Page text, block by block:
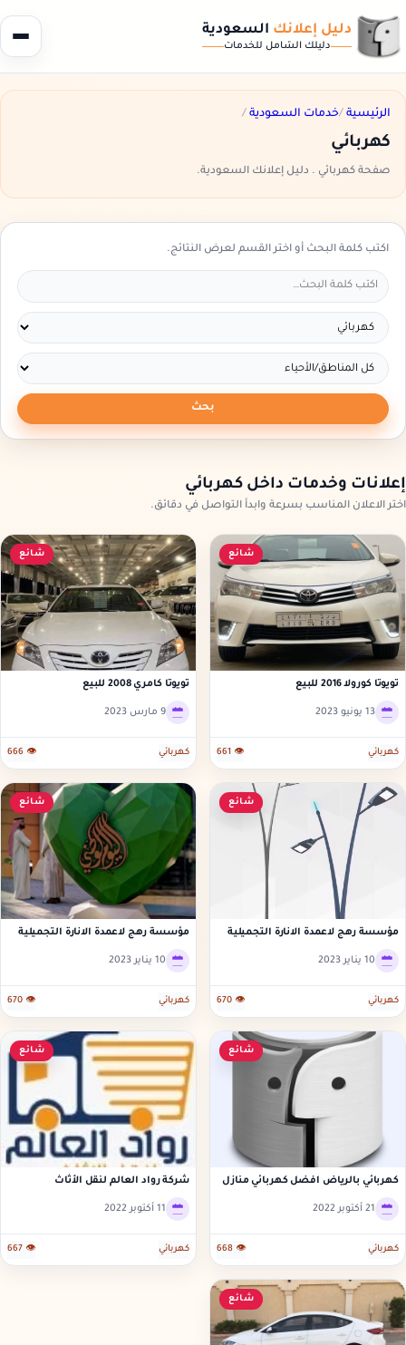
دليل إعلانك السعودية
دليلك الشامل للخدمات
الرئيسية /خدمات السعودية /
كهربائي
صفحة كهربائي . دليل إعلانك السعودية.
اكتب كلمة البحث أو اختر القسم لعرض النتائج.
بحث
إعلانات وخدمات داخل كهربائي
اختر الاعلان المناسب بسرعة وابدأ التواصل في دقائق.
شائع
تويوتا كورولا 2016 للبيع
13 يونيو 2023
كهربائي 👁 661
شائع
تويوتا كامري 2008 للبيع
9 مارس 2023
كهربائي 👁 666
شائع
مؤسسة رهج لاعمدة الانارة التجميلية
10 يناير 2023
كهربائي 👁 670
شائع
مؤسسة رهج لاعمدة الانارة التجميلية
10 يناير 2023
كهربائي 👁 670
شائع
كهربائي بالرياض افضل كهربائي منازل
بالرياض
21 أكتوبر 2022
كهربائي 👁 668
شائع
شركة رواد العالم لنقل الأثاث
11 أكتوبر 2022
كهربائي 👁 667
شائع